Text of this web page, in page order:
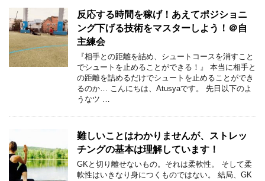
反応する時間を稼げ！あえてポジショニ
ング下げる技術をマスターしよう！＠自
主練会
『相手との距離を詰め、シュートコースを消すこと
でシュートを止めることができる！』 本当に相手と
の距離を詰めるだけでシュートを止めることができ
るのか… こんにちは、Atusyaです。 先日以下のよ
うなツ …
難しいことはわかりませんが、ストレッ
チングの基本は理解しています！
GKと切り離せないもの。それは柔軟性。 そして柔
軟性はいきなり身につくものではない。 結局、GK